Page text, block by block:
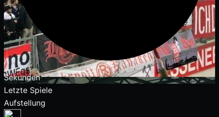
Sekunden
Letzte Spiele
Aufstellung